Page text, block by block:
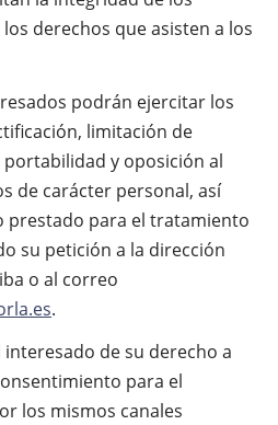
derechos que asisten a los
podrán ejercitar los
limitación de
y oposición al
de carácter personal, así
prestado para el tratamiento
su petición a la dirección
o al correo
.
de su derecho a
para el
los mismos canales